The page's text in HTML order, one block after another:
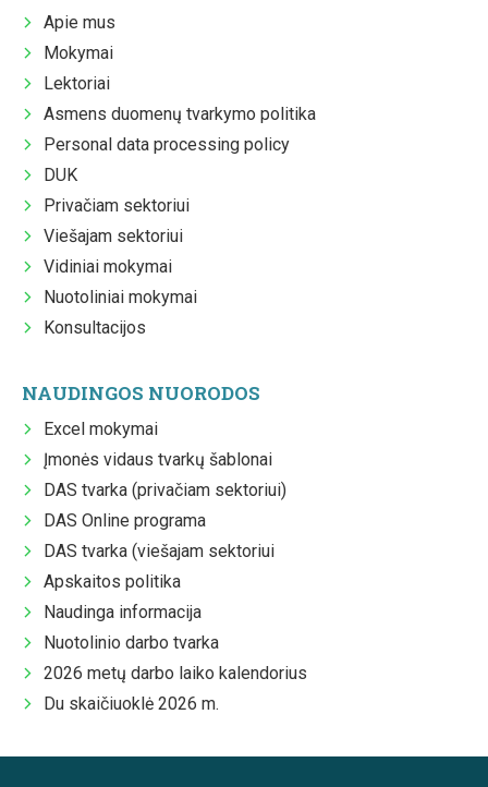
Apie mus
Mokymai
Lektoriai
Asmens duomenų tvarkymo politika
Personal data processing policy
DUK
Privačiam sektoriui
Viešajam sektoriui
Vidiniai mokymai
Nuotoliniai mokymai
Konsultacijos
NAUDINGOS NUORODOS
Excel mokymai
Įmonės vidaus tvarkų šablonai
DAS tvarka (privačiam sektoriui)
DAS Online programa
DAS tvarka (viešajam sektoriui
Apskaitos politika
Naudinga informacija
Nuotolinio darbo tvarka
2026 metų darbo laiko kalendorius
Du skaičiuoklė 2026 m.